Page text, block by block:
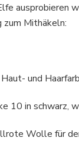
ausprobieren
Mithäkeln:
und
10 in schwarz,
Wolle für